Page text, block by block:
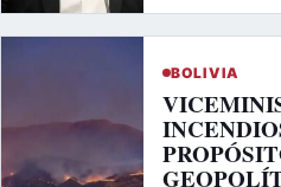
BOLIVIA